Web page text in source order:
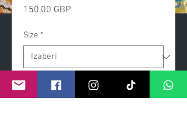
150,00 GBPCijena
Size *
Količina *